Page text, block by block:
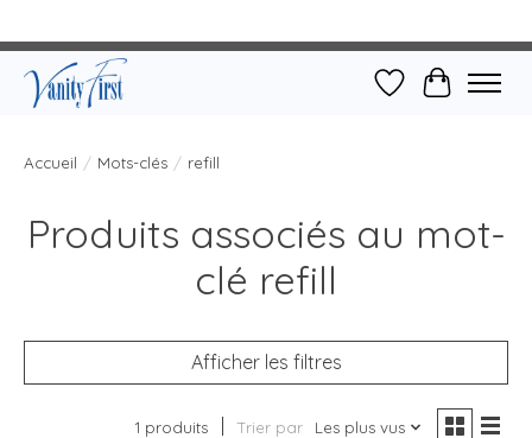
Liste dePanier
Accueil / Mots-clés / refill
Produits associés au mot-
clé refill
Afficher les filtres
1 produits Trier par Les plus vus